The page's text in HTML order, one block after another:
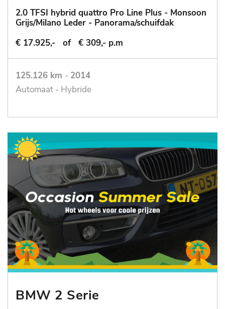
2.0 TFSI hybrid quattro Pro Line Plus - Monsoon
Grijs/Milano Leder - Panorama/schuifdak
€ 17.925,-
of € 309,- p.m
125.126 km - 2014
Automaat - Hybride
BMW 2 Serie